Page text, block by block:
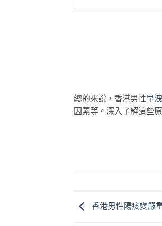
總的來說，香港男性早洩
因素等。深入了解這些
香港男性陽痿變嚴